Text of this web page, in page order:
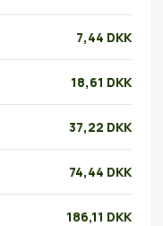
7,44 DKK
18,61 DKK
37,22 DKK
74,44 DKK
186,11 DKK